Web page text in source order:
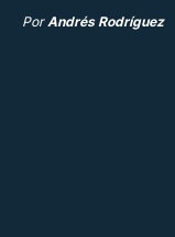
PorAndrés Rodríguez